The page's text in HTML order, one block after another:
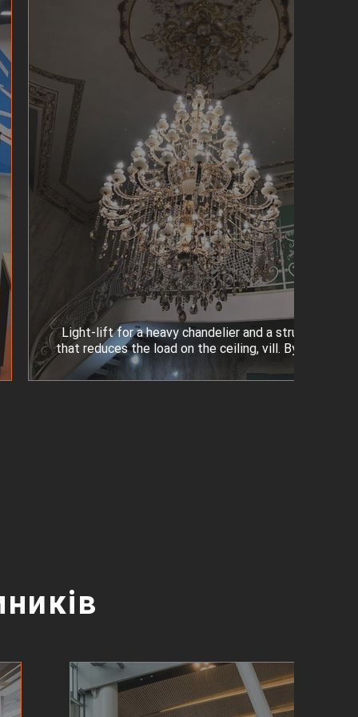
Light-lift for a heavy chandelier and a structure
that reduces the load on the ceiling, vill. Bykivnya
Light-lift for a heavy chandelier and a structure
that reduces the load on the ceiling, vill. Bykivnya